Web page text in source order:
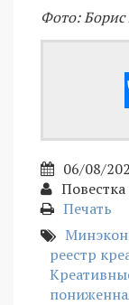
Фото: Борис
06/08/
Печать
реестр